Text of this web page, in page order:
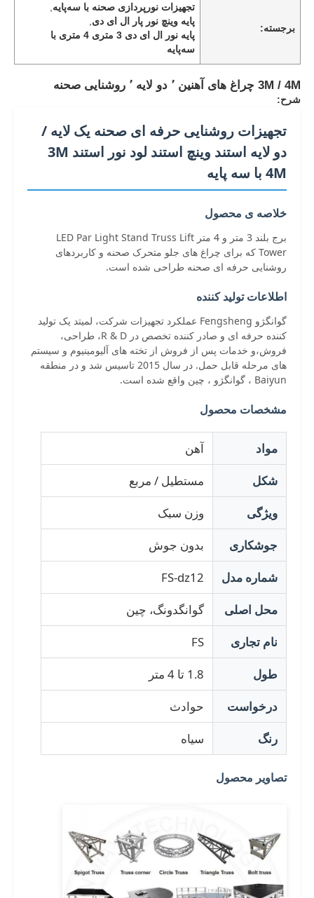
فیلم
درباره ما
تور کارخانه
کنترل کیفیت
با ما تماس بگیرید
پرونده ها
درخواست نقل قول
برجسته:
تجهیزات نورپردازی صحنه با سه‌پایه
پایه وینچ نور پار ال ای دی
پایه نور ال ای دی 3 متری 4 متری با
سه‌پایه
3M / 4M چراغ های آهنین ٬ دو لایه ٬ روشنایی صحنه
شرح:
تجهیزات روشنایی حرفه ای صحنه یک لایه /
دو لایه استند وینچ استند لود نور استند 3M
4M با سه پایه
خلاصه ی محصول
برج بلند 3 متر و 4 متر LED Par Light Stand Truss Lift
Tower که برای چراغ های جلو متحرک صحنه و کاربردهای
روشنایی حرفه ای صحنه طراحی شده است.
اطلاعات تولید کننده
گوانگژو Fengsheng عملکرد تجهیزات شرکت، لمیتد یک تولید
کننده حرفه ای و صادر کننده تخصص در R & D، طراحی،
فروش،و خدمات پس از فروش از تخته های آلیومینیوم و سیستم
های مرحله قابل حمل. در سال 2015 تاسیس شد و در منطقه
Baiyun ، گوانگژو ، چین واقع شده است.
مشخصات محصول
مواد
آهن
شکل
مستطیل / مربع
ویژگی
وزن سبک
جوشکاری
بدون جوش
شماره مدل
FS-dz12
محل اصلی
گوانگدونگ، چین
نام تجاری
FS
طول
1.8 تا 4 متر
درخواست
حوادث
رنگ
سیاه
تصاویر محصول